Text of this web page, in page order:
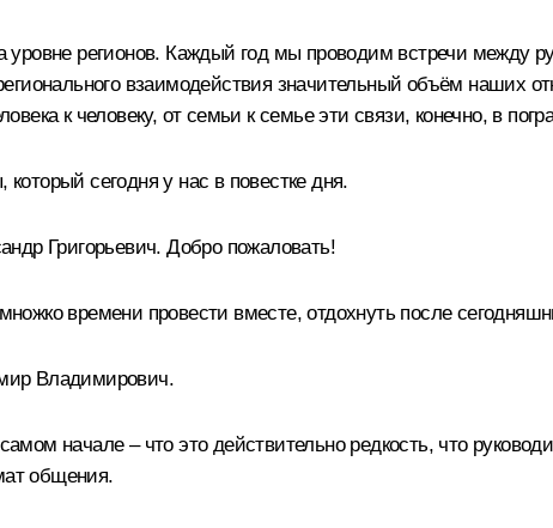
регионов. Каждый год мы проводим встречи между
взаимодействия значительный объём наших
к человеку, от семьи к семье эти связи, конечно, в
сегодня у нас в повестке дня.
Григорьевич. Добро пожаловать!
времени провести вместе, отдохнуть после
Владимирович.
начале – что это действительно редкость, что
общения.